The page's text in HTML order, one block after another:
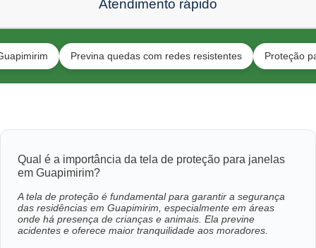
Atendimento rápido
Previna quedas com redes resistentes Proteção para
Qual é a importância da tela de proteção para janelas
em Guapimirim?
A tela de proteção é fundamental para garantir a segurança
das residências em Guapimirim, especialmente em áreas
onde há presença de crianças e animais. Ela previne
acidentes e oferece maior tranquilidade aos moradores.